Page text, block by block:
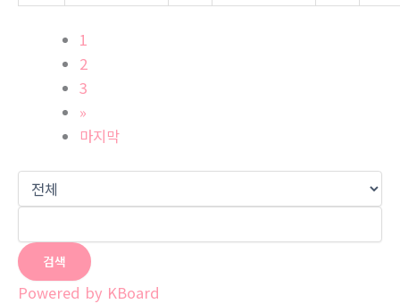
1
2
3
»
마지막
검색
Powered by KBoard